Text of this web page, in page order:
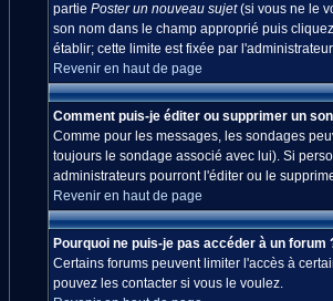
partie Poster un nouveau sujet(si vous ne le
son nom dans le champ approprié puis
établir; cette limite est fixée par
Revenir en haut de page
Comment puis-je éditer ou supprimer un
Comme pour les messages, les sondages
toujours le sondage associé avec lui). Si
administrateurs pourront l'éditer ou le
Revenir en haut de page
Pourquoi ne puis-je pas accéder à un forum
Certains forums peuvent limiter l'accès à
pouvez les contacter si vous le voulez.